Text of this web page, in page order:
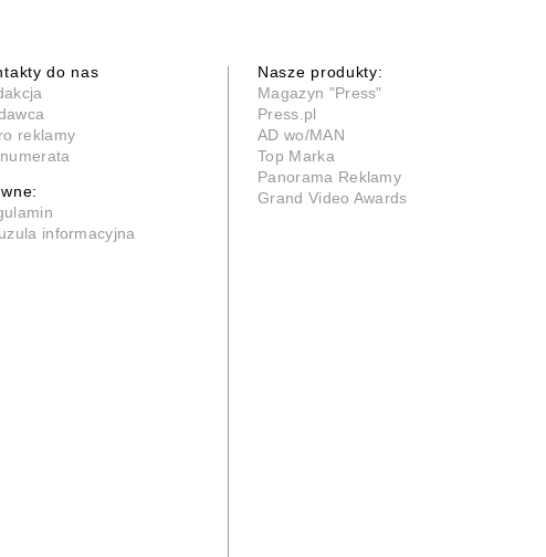
do nas
reklamy
informacyjna
Nasze produkty:
Magazyn "Press"
Press.pl
AD wo/MAN
Top Marka
Panorama Reklamy
Grand Video Awards